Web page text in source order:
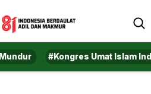
#Kongres Umat Islam